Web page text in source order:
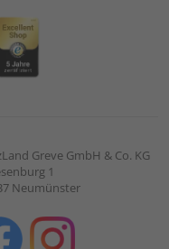
Greve GmbH & Co. KG
1
Neumünster